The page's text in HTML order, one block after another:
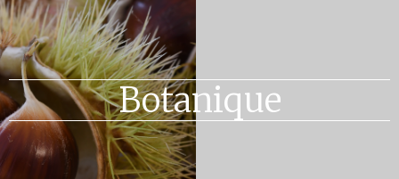
Botanique